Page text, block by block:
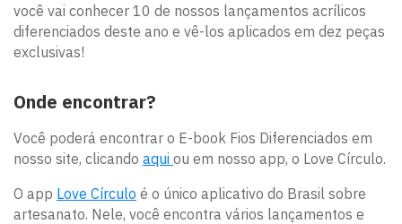
você vai conhecer 10 de nossos lançamentos acrílicos
diferenciados deste ano e vê-los aplicados em dez peças
exclusivas!
Onde encontrar?
Você poderá encontrar o E-book Fios Diferenciados em
nosso site, clicando aqui ou em nosso app, o Love Círculo.
O app Love Círculo é o único aplicativo do Brasil sobre
artesanato. Nele, você encontra vários lançamentos e